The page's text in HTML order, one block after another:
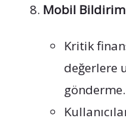
Mobil
Kritik
değerlere
gönderme.